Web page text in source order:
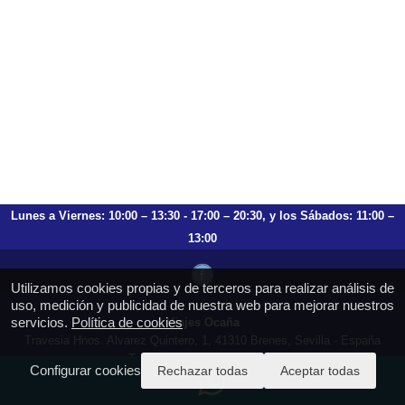
Utilizamos cookies propias y de terceros para realizar análisis de
uso, medición y publicidad de nuestra web para mejorar nuestros
servicios. Política de cookies
Configurar cookies Rechazar todas Aceptar todas
Lunes a Viernes: 10:00 – 13:30 - 17:00 – 20:30, y los Sábados: 11:00 –
13:00
Viajes Ocaña
T.: 659 753 504 954 797 472
https://viajesocana.es
reservas@viajesocana.es